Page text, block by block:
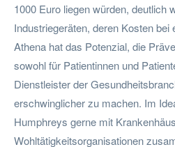
1000 Euro liegen würden, deutlich
Industriegeräten, deren Kosten bei
Athena hat das Potenzial, die
sowohl für Patientinnen und
Dienstleister der
erschwinglicher zu machen. Im
Humphreys gerne mit
Wohltätigkeitsorganisationen